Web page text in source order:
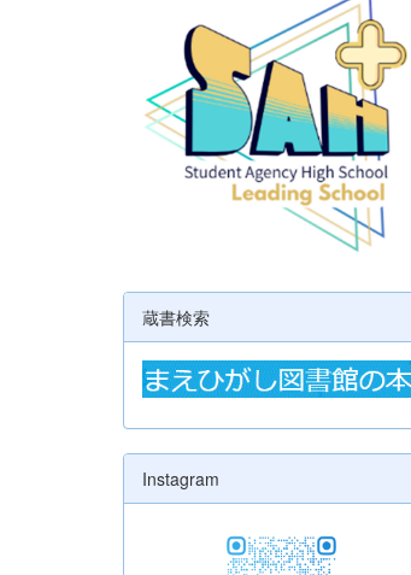
蔵書検索
Instagram